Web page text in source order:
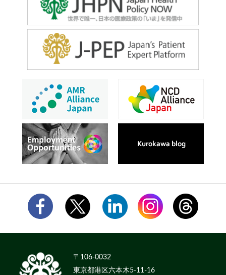
〒106-0032
東京都港区六本木5-11-16